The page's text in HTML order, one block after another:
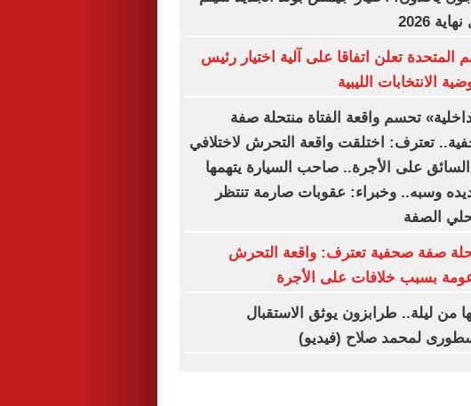
2026
المتحدة تعلن اتفاقا على آلية اختيار رئيس
الانتخابات الليبية
تحسم واقعة الفتاة منتحلة صفة
تعترف: اختلقت واقعة التحرش لاختلافي
على الأجرة.. صاحب السيارة يتهمها
وسبه.. وخبراء: عقوبات صارمة تنتظر
الصفة
صفة صحفية تعترف: واقعة التحرش
بسبب خلافات على الأجرة
من ليلة.. طرابزون يوثق الاستقبال
لمحمد صلاح (فيديو)